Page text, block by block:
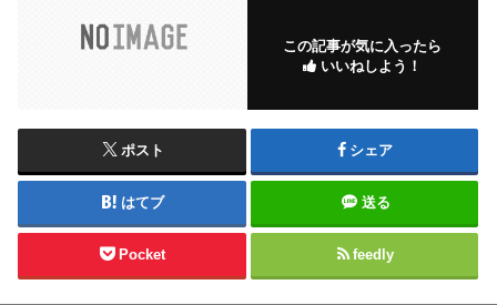
この記事が気に入ったら
いいねしよう！
ポスト シェア
はてブ 送る
Pocket feedly